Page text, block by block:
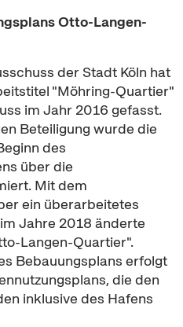
Otto-Langen-
der Stadt Köln hat
"Möhring-Quartier"
im Jahr 2016 gefasst.
Beteiligung wurde die
des
über die
Mit dem
ein überarbeitetes
Jahre 2018 änderte
Langen-Quartier".
Bebauungsplans erfolgt
die den
inklusive des Hafens